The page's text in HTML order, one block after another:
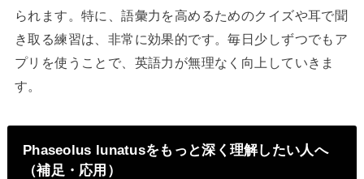
られます。特に、語彙力を高めるためのクイズや耳で聞
き取る練習は、非常に効果的です。毎日少しずつでもア
プリを使うことで、英語力が無理なく向上していきま
す。
Phaseolus lunatusをもっと深く理解したい人へ
（補足・応用）